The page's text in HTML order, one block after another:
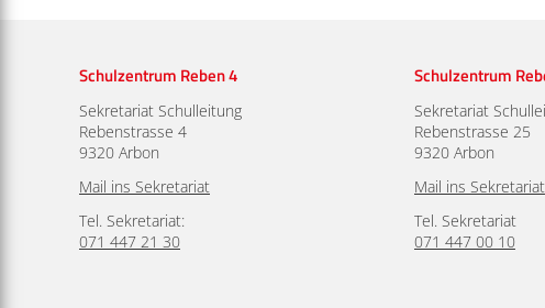
Schulzentrum Reben 4
Sekretariat Schulleitung
Rebenstrasse 4
9320 Arbon
Mail ins Sekretariat
Tel. Sekretariat:
071 447 21 30
Schulzentrum
Sekretariat
Rebenstrasse 25
9320 Arbon
Mail ins Sekretariat
Tel. Sekretariat
071 447 00 10
Offene Stellen